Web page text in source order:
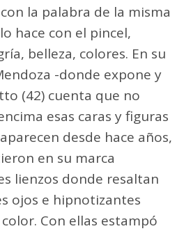
la palabra de la misma
hace con el pincel,
belleza, colores. En su
-donde expone y
(42) cuenta que no
esas caras y figuras
desde hace años,
en su marca
lienzos donde resaltan
ojos e hipnotizantes
Con ellas estampó